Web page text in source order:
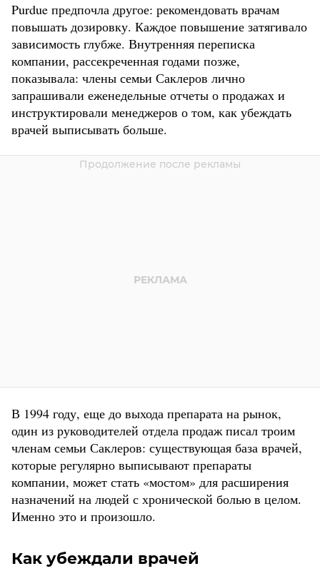
Purdue предпочла другое: рекомендовать врачам
повышать дозировку. Каждое повышение затягивало
зависимость глубже. Внутренняя переписка
компании, рассекреченная годами позже,
показывала: члены семьи Саклеров лично
запрашивали еженедельные отчеты о продажах и
инструктировали менеджеров о том, как убеждать
врачей выписывать больше.
В 1994 году, еще до выхода препарата на рынок,
один из руководителей отдела продаж писал троим
членам семьи Саклеров: существующая база врачей,
которые регулярно выписывают препараты
компании, может стать «мостом» для расширения
назначений на людей с хронической болью в целом.
Именно это и произошло.
Как убеждали врачей